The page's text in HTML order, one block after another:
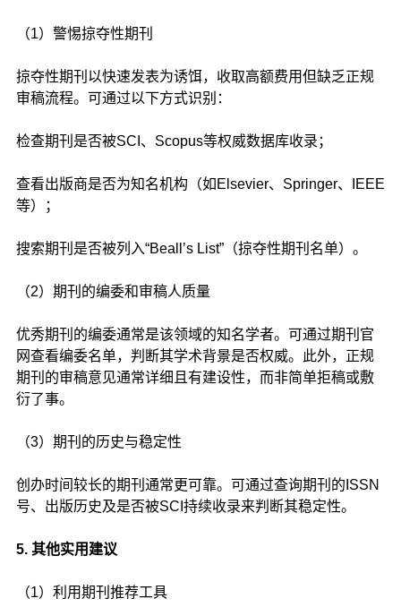
（1）警惕掠夺性期刊
掠夺性期刊以快速发表为诱饵，收取高额费用但缺乏正规
审稿流程。可通过以下方式识别：
检查期刊是否被SCI、Scopus等权威数据库收录；
查看出版商是否为知名机构（如Elsevier、Springer、IEEE
等）；
搜索期刊是否被列入“Beall’s List”（掠夺性期刊名单）。
（2）期刊的编委和审稿人质量
优秀期刊的编委通常是该领域的知名学者。可通过期刊官
网查看编委名单，判断其学术背景是否权威。此外，正规
期刊的审稿意见通常详细且有建设性，而非简单拒稿或敷
衍了事。
（3）期刊的历史与稳定性
创办时间较长的期刊通常更可靠。可通过查询期刊的ISSN
号、出版历史及是否被SCI持续收录来判断其稳定性。
5. 其他实用建议
（1）利用期刊推荐工具